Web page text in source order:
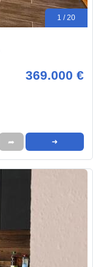
1 / 20
369.000 €
➦ ➜